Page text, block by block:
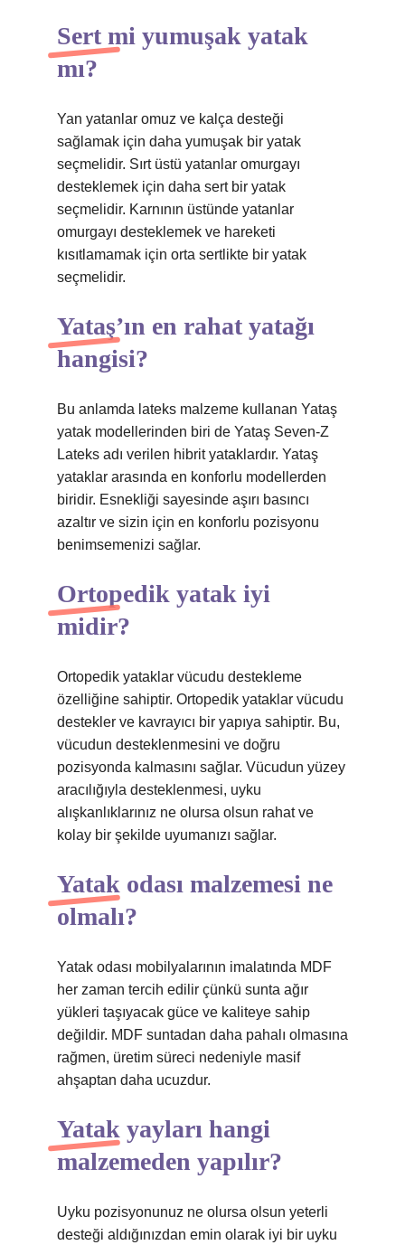
Sert mi yumuşak yatak
mı?
Yan yatanlar omuz ve kalça desteği
sağlamak için daha yumuşak bir yatak
seçmelidir. Sırt üstü yatanlar omurgayı
desteklemek için daha sert bir yatak
seçmelidir. Karnının üstünde yatanlar
omurgayı desteklemek ve hareketi
kısıtlamamak için orta sertlikte bir yatak
seçmelidir.
Yataş’ın en rahat yatağı
hangisi?
Bu anlamda lateks malzeme kullanan Yataş
yatak modellerinden biri de Yataş Seven-Z
Lateks adı verilen hibrit yataklardır. Yataş
yataklar arasında en konforlu modellerden
biridir. Esnekliği sayesinde aşırı basıncı
azaltır ve sizin için en konforlu pozisyonu
benimsemenizi sağlar.
Ortopedik yatak iyi
midir?
Ortopedik yataklar vücudu destekleme
özelliğine sahiptir. Ortopedik yataklar vücudu
destekler ve kavrayıcı bir yapıya sahiptir. Bu,
vücudun desteklenmesini ve doğru
pozisyonda kalmasını sağlar. Vücudun yüzey
aracılığıyla desteklenmesi, uyku
alışkanlıklarınız ne olursa olsun rahat ve
kolay bir şekilde uyumanızı sağlar.
Yatak odası malzemesi ne
olmalı?
Yatak odası mobilyalarının imalatında MDF
her zaman tercih edilir çünkü sunta ağır
yükleri taşıyacak güce ve kaliteye sahip
değildir. MDF suntadan daha pahalı olmasına
rağmen, üretim süreci nedeniyle masif
ahşaptan daha ucuzdur.
Yatak yayları hangi
malzemeden yapılır?
Uyku pozisyonunuz ne olursa olsun yeterli
desteği aldığınızdan emin olarak iyi bir uyku